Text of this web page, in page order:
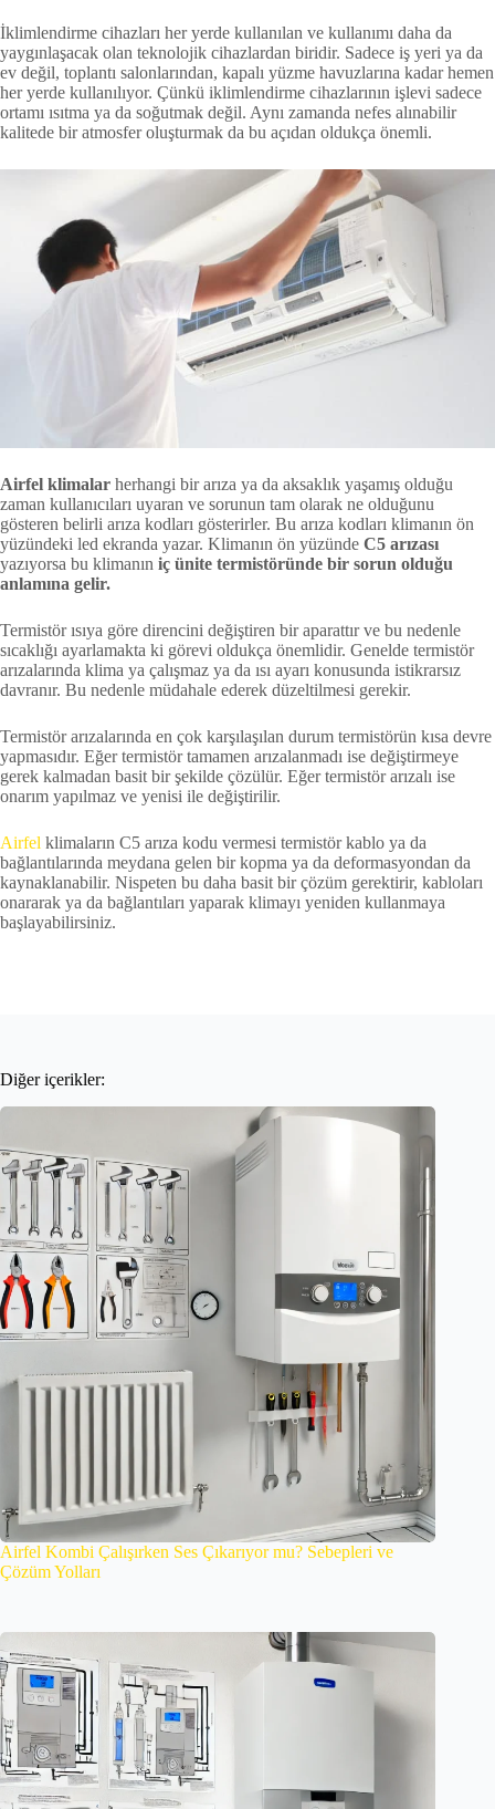
İklimlendirme cihazları her yerde kullanılan ve kullanımı daha da
yaygınlaşacak olan teknolojik cihazlardan biridir. Sadece iş yeri ya da
ev değil, toplantı salonlarından, kapalı yüzme havuzlarına kadar hemen
her yerde kullanılıyor. Çünkü iklimlendirme cihazlarının işlevi sadece
ortamı ısıtma ya da soğutmak değil. Aynı zamanda nefes alınabilir
kalitede bir atmosfer oluşturmak da bu açıdan oldukça önemli.
Airfel klimalar herhangi bir arıza ya da aksaklık yaşamış olduğu
zaman kullanıcıları uyaran ve sorunun tam olarak ne olduğunu
gösteren belirli arıza kodları gösterirler. Bu arıza kodları klimanın ön
yüzündeki led ekranda yazar. Klimanın ön yüzünde C5 arızası
yazıyorsa bu klimanın iç ünite termistöründe bir sorun olduğu
anlamına gelir.
Termistör ısıya göre direncini değiştiren bir aparattır ve bu nedenle
sıcaklığı ayarlamakta ki görevi oldukça önemlidir. Genelde termistör
arızalarında klima ya çalışmaz ya da ısı ayarı konusunda istikrarsız
davranır. Bu nedenle müdahale ederek düzeltilmesi gerekir.
Termistör arızalarında en çok karşılaşılan durum termistörün kısa devre
yapmasıdır. Eğer termistör tamamen arızalanmadı ise değiştirmeye
gerek kalmadan basit bir şekilde çözülür. Eğer termistör arızalı ise
onarım yapılmaz ve yenisi ile değiştirilir.
Airfel klimaların C5 arıza kodu vermesi termistör kablo ya da
bağlantılarında meydana gelen bir kopma ya da deformasyondan da
kaynaklanabilir. Nispeten bu daha basit bir çözüm gerektirir, kabloları
onararak ya da bağlantıları yaparak klimayı yeniden kullanmaya
başlayabilirsiniz.
Diğer içerikler:
Airfel Kombi Çalışırken Ses Çıkarıyor mu? Sebepleri ve
Çözüm Yolları